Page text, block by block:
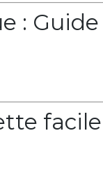
: Guide
facile